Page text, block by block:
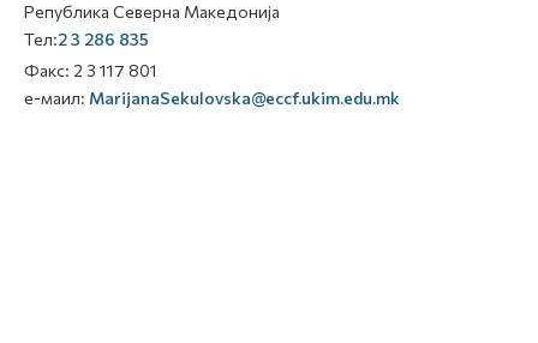
Република Северна Македонија
Тел:2 3 286 835
Факс: 2 3 117 801
е-маил: MarijanaSekulovska@eccf.ukim.edu.mk